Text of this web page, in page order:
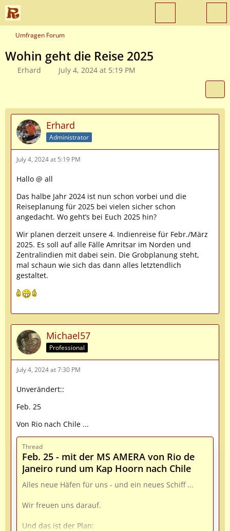
Umfragen Forum
Wohin geht die Reise 2025
Erhard July 4, 2024 at 5:19 PM
Erhard
Administrator
July 4, 2024 at 5:19 PM
Hallo @ all
Das halbe Jahr 2024 ist nun schon vorbei und die
Reiseplanung für 2025 bei vielen sicher schon
angedacht. Wo geht’s bei Euch 2025 hin?
Wir planen derzeit unsere 4. Indienreise für Febr./März
2025. Es soll auf alle Fälle Amritsar im Norden und
Zentralindien mit dabei sein. Die Grobplanung steht,
mal schaun wie sich das dann alles letztendlich
gestaltet.
Michael57
Professional
July 4, 2024 at 7:30 PM
Unverändert::
Feb. 25
Von Rio nach Chile ...
Thread
Feb. 25 - mit der MS AMERA von Rio de
Janeiro rund um Kap Hoorn nach Chile
Alles neue Häfen für uns - und ein neues Schiff ...
Wir freuen uns darauf.
Und das ist der Plan: